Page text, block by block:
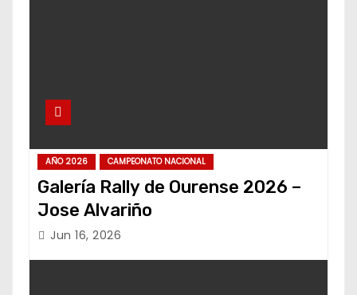
AÑO 2026 CAMPEONATO NACIONAL
Galería Rally de Ourense 2026 –
Jose Alvariño
Jun 16, 2026